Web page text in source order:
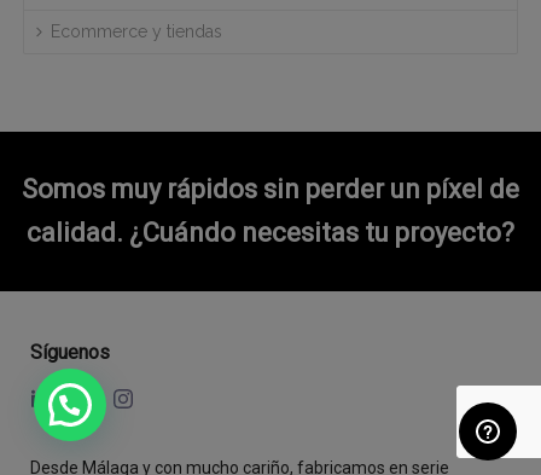
Ecommerce y tiendas
Somos muy rápidos sin perder un píxel de
calidad. ¿Cuándo necesitas tu proyecto?
Síguenos
Desde Málaga y con mucho cariño, fabricamos en serie